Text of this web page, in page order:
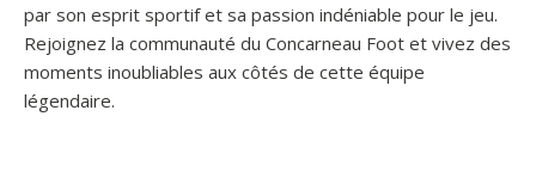
par son esprit sportif et sa passion indéniable pour le jeu.
Rejoignez la communauté du Concarneau Foot et vivez des
moments inoubliables aux côtés de cette équipe
légendaire.